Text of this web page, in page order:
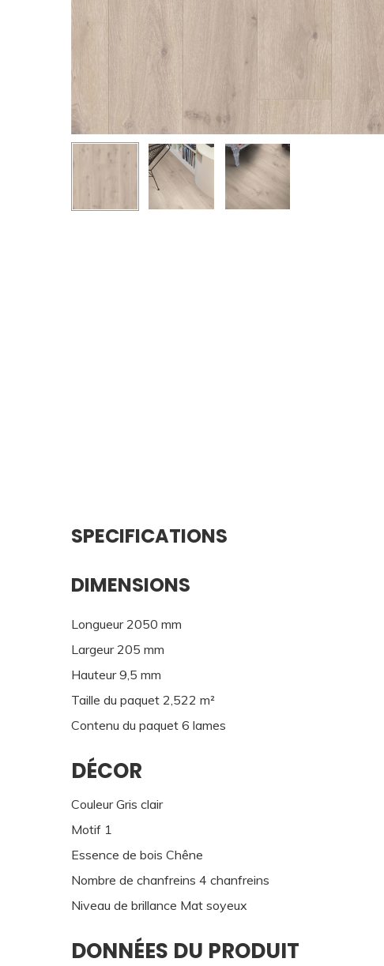
Hit enter to search or ESC to close
SPECIFICATIONS
DIMENSIONS
Longueur 2050 mm
Largeur 205 mm
Hauteur 9,5 mm
Taille du paquet 2,522 m²
Contenu du paquet 6 lames
DÉCOR
Couleur Gris clair
Motif 1
Essence de bois Chêne
Nombre de chanfreins 4 chanfreins
Niveau de brillance Mat soyeux
DONNÉES DU PRODUIT